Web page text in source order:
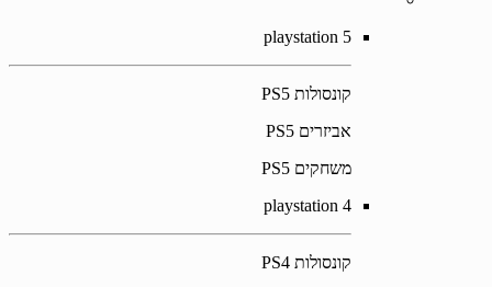
playstation 5
קונסולות PS5
אביזרים PS5
משחקים PS5
playstation 4
קונסולות PS4